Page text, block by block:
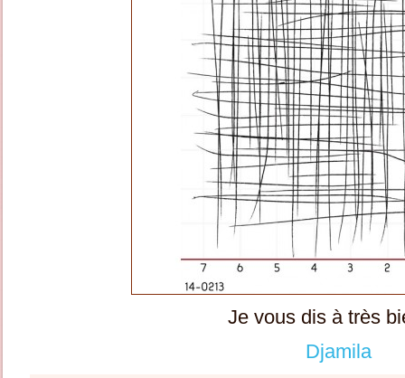
Je vous dis à très
Djamila